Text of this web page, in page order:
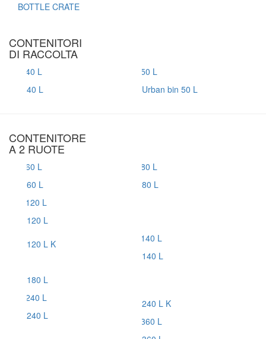
BOTTLE CRATE
CONTENITORI
DI RACCOLTA
40 L Urban bin 50 L
CONTENITORE
A 2 RUOTE
60 L 80 L
120 L
120 L K
140 L
180 L
240 L
240 L K